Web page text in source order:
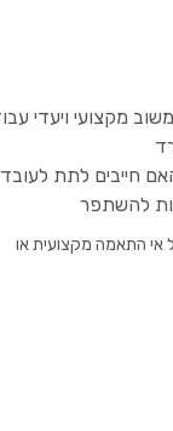
חייבים לתת לעובד
להשתפר
אי התאמה מקצועית או